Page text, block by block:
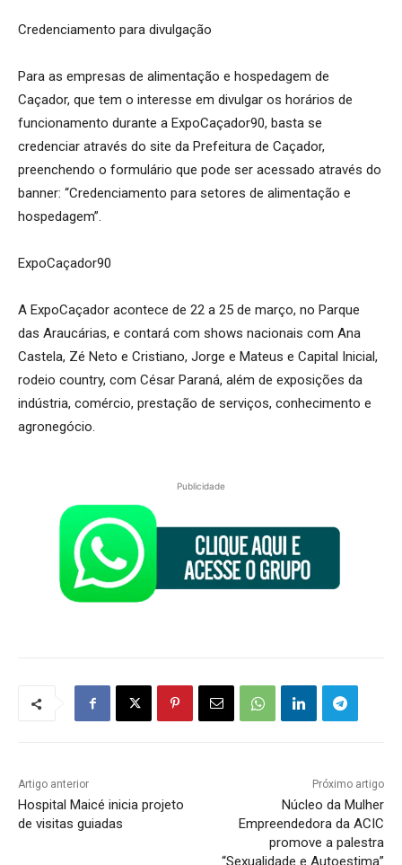
Credenciamento para divulgação
Para as empresas de alimentação e hospedagem de
Caçador, que tem o interesse em divulgar os horários de
funcionamento durante a ExpoCaçador90, basta se
credenciar através do site da Prefeitura de Caçador,
preenchendo o formulário que pode ser acessado através do
banner: “Credenciamento para setores de alimentação e
hospedagem”.
ExpoCaçador90
A ExpoCaçador acontece de 22 a 25 de março, no Parque
das Araucárias, e contará com shows nacionais com Ana
Castela, Zé Neto e Cristiano, Jorge e Mateus e Capital Inicial,
rodeio country, com César Paraná, além de exposições da
indústria, comércio, prestação de serviços, conhecimento e
agronegócio.
Publicidade
Artigo anterior
Hospital Maicé inicia projeto
de visitas guiadas
Próximo artigo
Núcleo da Mulher
Empreendedora da ACIC
promove a palestra
“Sexualidade e Autoestima”